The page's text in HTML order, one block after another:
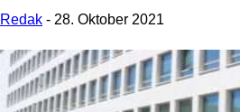
Redak - 28. Oktober 2021